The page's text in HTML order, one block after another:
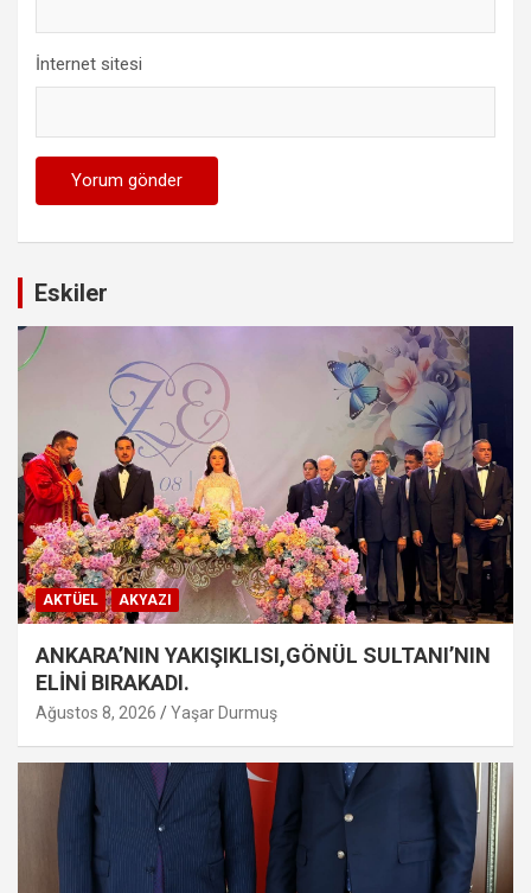
İnternet sitesi
Eskiler
AKTÜEL AKYAZI
ANKARA’NIN YAKIŞIKLISI,GÖNÜL SULTANI’NIN
ELİNİ BIRAKADI.
Ağustos 8, 2026 Yaşar Durmuş